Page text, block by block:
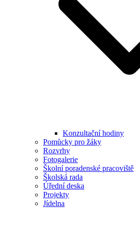
Konzultační hodiny
Pomůcky pro žáky
Rozvrhy
Fotogalerie
Školní poradenské pracoviště
Školská rada
Úřední deska
Projekty
Jídelna